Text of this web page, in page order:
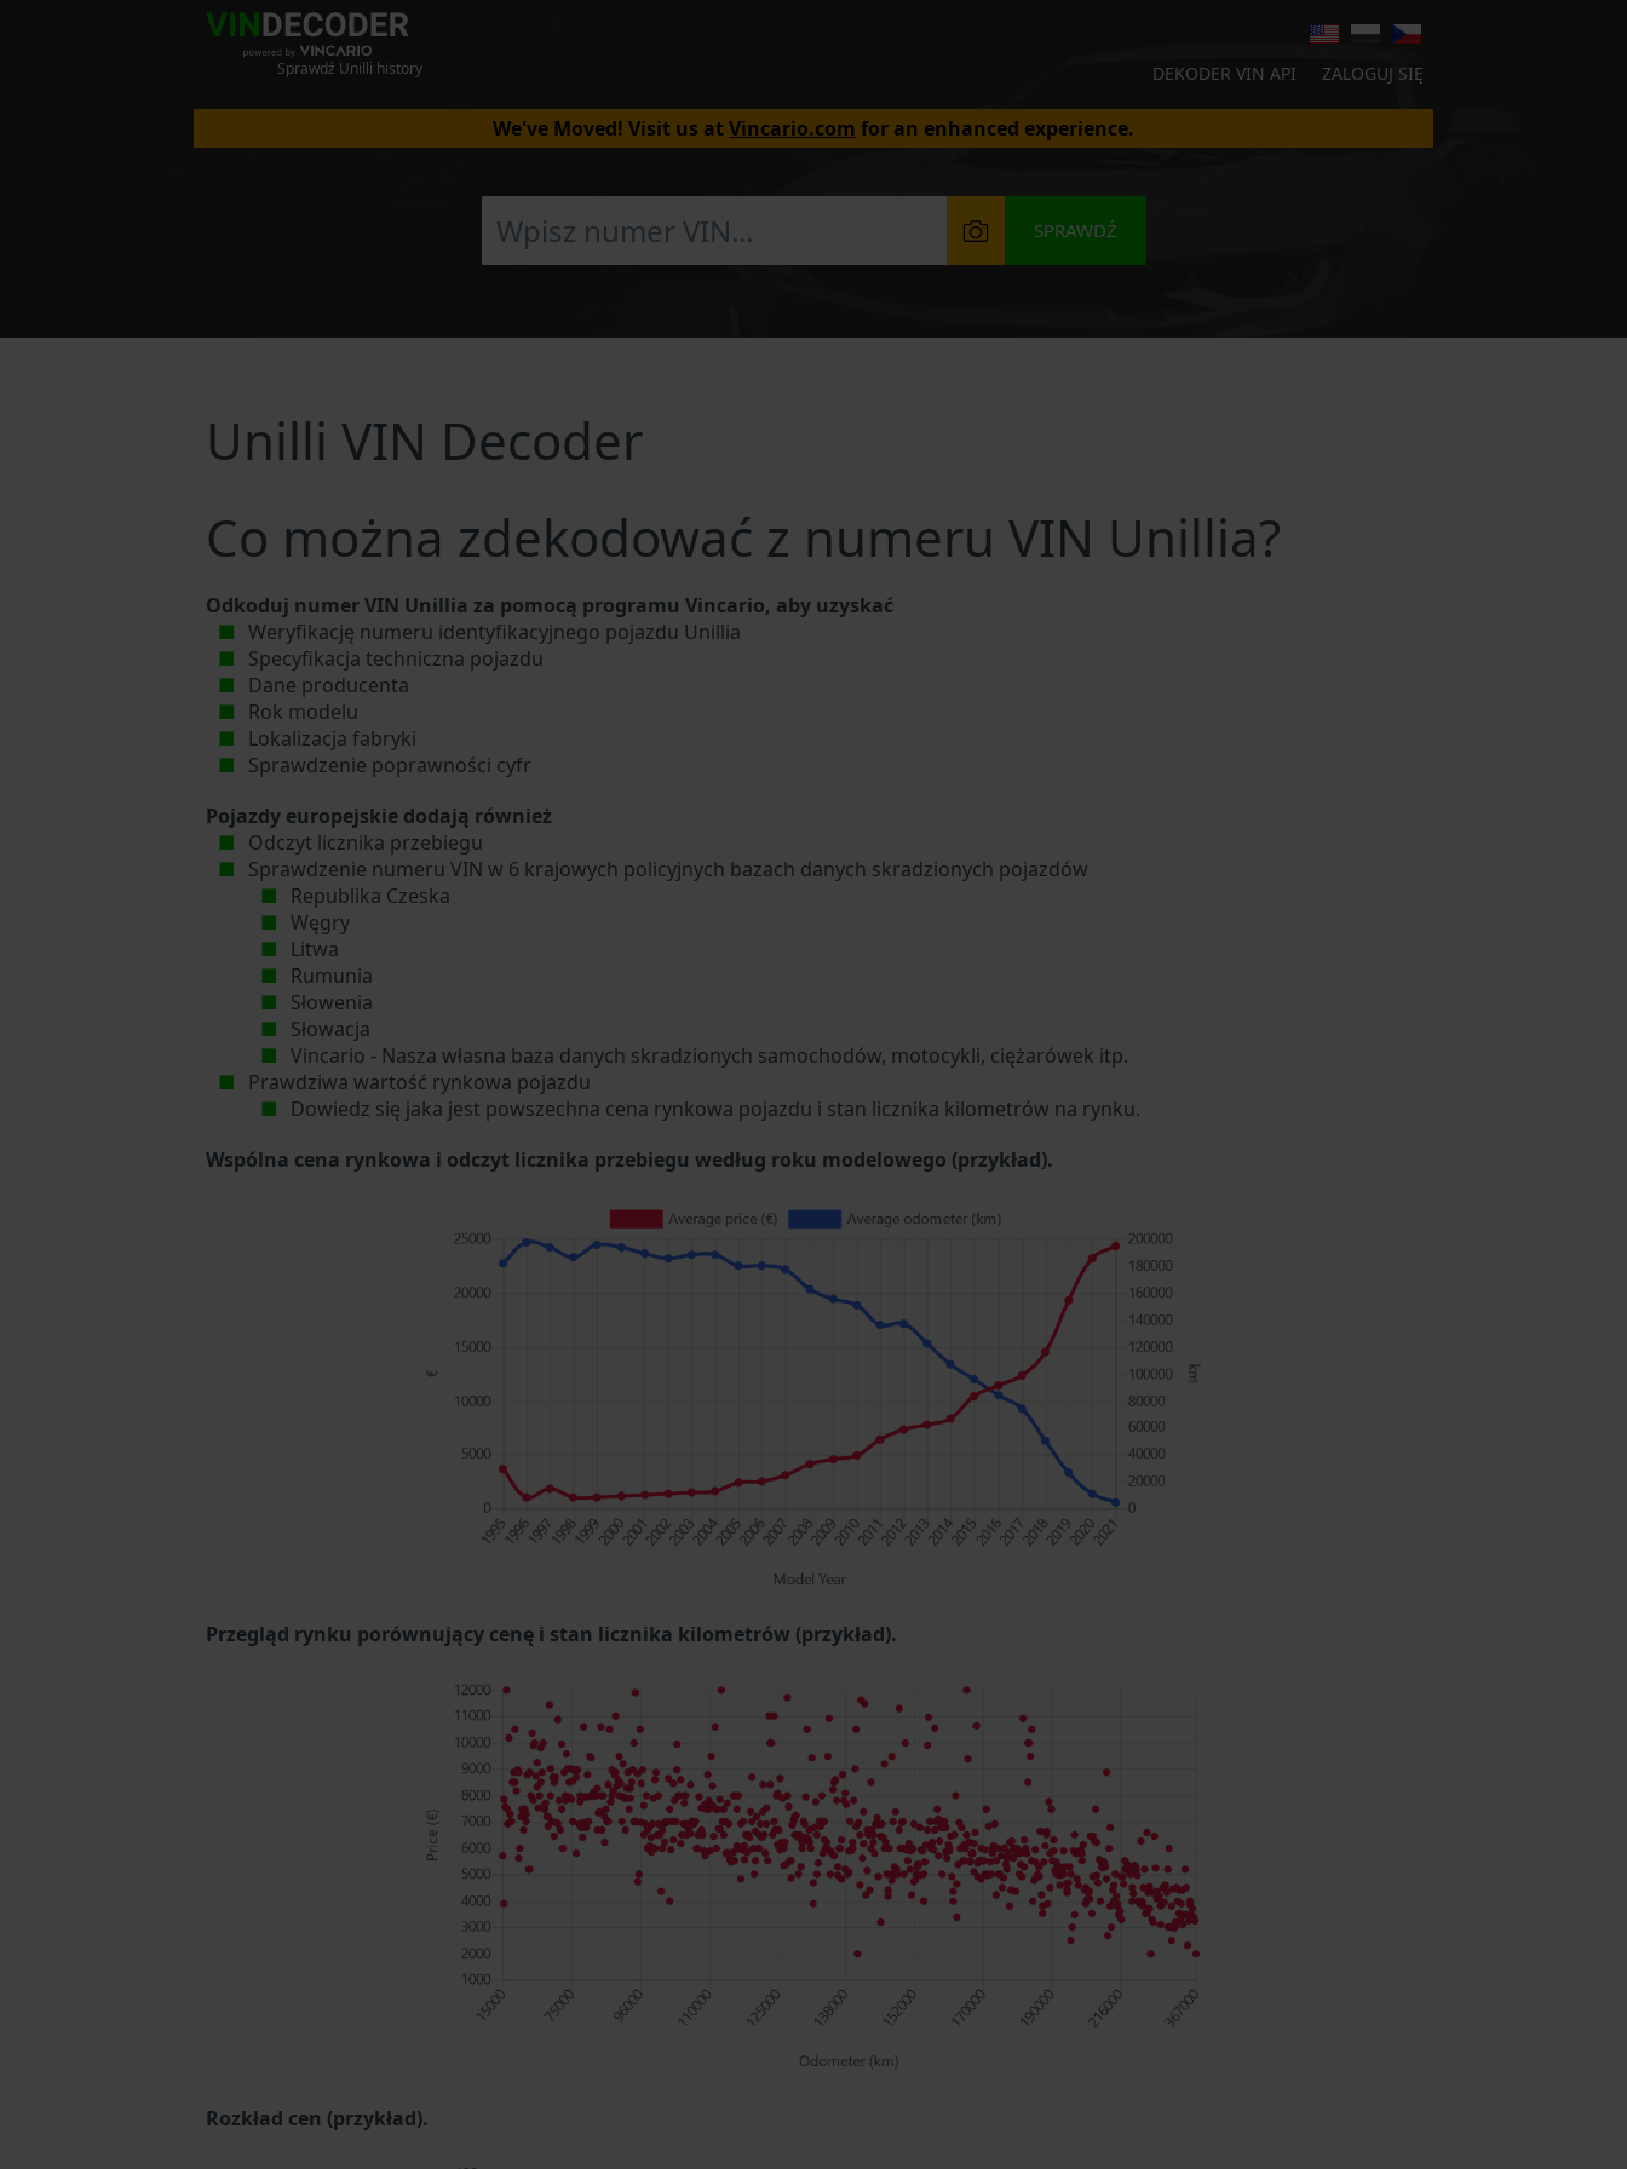
Sprawdź Unilli history DEKODER VIN API ZALOGUJ SIĘ
We've Moved! Visit us atVincario.com for an enhanced experience.
SPRAWDŹ
Unilli VIN Decoder
Co można zdekodować z numeru VIN Unillia?
Odkoduj numer VIN Unillia za pomocą programu Vincario, aby uzyskać
Weryfikację numeru identyfikacyjnego pojazdu Unillia
Specyfikacja techniczna pojazdu
Dane producenta
Rok modelu
Lokalizacja fabryki
Sprawdzenie poprawności cyfr
Pojazdy europejskie dodają również
Odczyt licznika przebiegu
Sprawdzenie numeru VIN w 6 krajowych policyjnych bazach danych skradzionych pojazdów
Republika Czeska
Węgry
Litwa
Rumunia
Słowenia
Słowacja
Vincario - Nasza własna baza danych skradzionych samochodów, motocykli, ciężarówek itp.
Prawdziwa wartość rynkowa pojazdu
Dowiedz się jaka jest powszechna cena rynkowa pojazdu i stan licznika kilometrów na rynku.
Wspólna cena rynkowa i odczyt licznika przebiegu według roku modelowego (przykład).
Przegląd rynku porównujący cenę i stan licznika kilometrów (przykład).
Rozkład cen (przykład).